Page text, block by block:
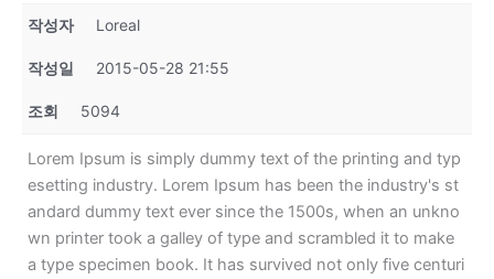
작성자 Loreal
작성일 2015-05-28 21:55
조회 5094
Lorem Ipsum is simply dummy text of the printing and typ
esetting industry. Lorem Ipsum has been the industry's st
andard dummy text ever since the 1500s, when an unkno
wn printer took a galley of type and scrambled it to make
a type specimen book. It has survived not only five centuri